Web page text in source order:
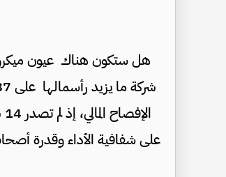
على شفافية الأداء وقدرة